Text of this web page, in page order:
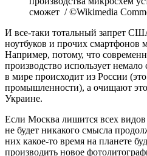
сможет / ©Wikimedia
И все-таки тотальный запрет
ноутбуков и прочих смартфонов
Например, потому, что
производство использует немало
в мире происходит из России
промышленности), а очищают
Украине.
Если Москва лишится всех
не будет никакого смысла
них какое-то время на планете
производить новое